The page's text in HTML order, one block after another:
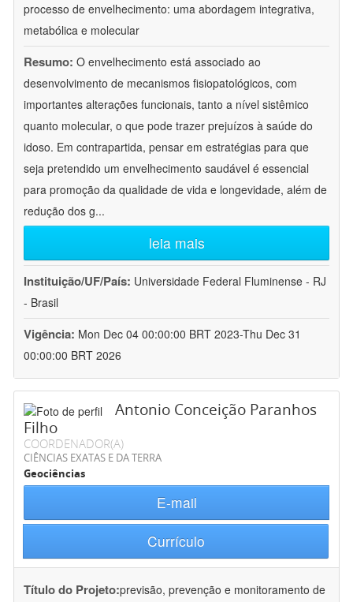
processo de envelhecimento: uma abordagem integrativa,
metabólica e molecular
Resumo: O envelhecimento está associado ao
desenvolvimento de mecanismos fisiopatológicos, com
importantes alterações funcionais, tanto a nível sistêmico
quanto molecular, o que pode trazer prejuízos à saúde do
idoso. Em contrapartida, pensar em estratégias para que
seja pretendido um envelhecimento saudável é essencial
para promoção da qualidade de vida e longevidade, além de
redução dos g...
leia mais
Instituição/UF/País: Universidade Federal Fluminense - RJ
- Brasil
Vigência: Mon Dec 04 00:00:00 BRT 2023-Thu Dec 31
00:00:00 BRT 2026
Antonio Conceição Paranhos
Filho
COORDENADOR(A)
CIÊNCIAS EXATAS E DA TERRA
Geociências
E-mail
Currículo
Título do Projeto:previsão, prevenção e monitoramento de